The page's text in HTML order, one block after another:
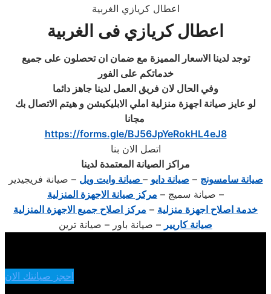
اعطال كريازي الغربية
اعطال كريازي فى الغربية
توجد لدينا الاسعار المميزة مع ضمان ان تحصلون على جميع
خدماتكم على الفور
وفي الحال لان فريق العمل لدينا جاهز دائما
لو عايز صيانة اجهزة منزلية املي الابليكيشن و هيتم الاتصال بك
مجانا
https://forms.gle/BJ56JpYeRokHL4eJ8
اتصل الان بنا
مراكز الصيانة المعتمدة لدينا
صيانة سامسونج – صيانة دايو – صيانة وايت ويل – صيانة فريجيدير
– صيانة سميج – مركز صيانة الاجهزة المنزلية
خدمة اصلاح اجهزة منزلية – مركز اصلاح جميع الاجهزة المنزلية
صيانة كاريير – صيانة باور – صيانة ترين
احجز صيانتك الان